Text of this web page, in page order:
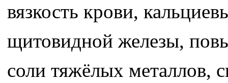
вязкость крови,
щитовидной железы,
соли тяжёлых металлов,